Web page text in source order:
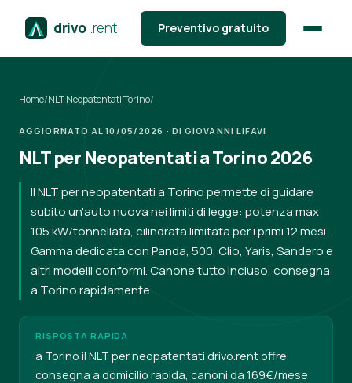
drivo .rent Preventivo gratuito
Home/NLT Neopatentati Torino/
AGGIORNATO AL 10/05/2026 · DI GIOVANNI LIFAVI
NLT per Neopatentati a Torino 2026
Il NLT per neopatentati a Torino permette di guidare
subito un'auto nuova nei limiti di legge: potenza max
105 kW/tonnellata, cilindrata limitata per i primi 12 mesi.
Gamma dedicata con Panda, 500, Clio, Yaris, Sandero e
altri modelli conformi. Canone tutto incluso, consegna
a Torino rapidamente.
RISPOSTA RAPIDA
a Torino il NLT per neopatentati drivo.rent offre
consegna a domicilio rapida, canoni da 169€/mese